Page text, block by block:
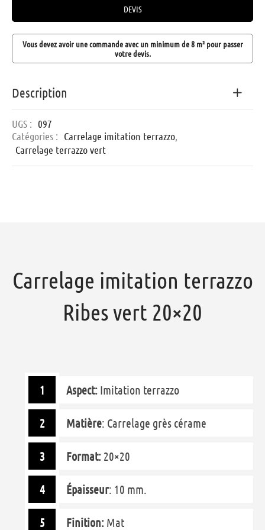
DEVIS
Vous devez avoir une commande avec un minimum de 8 m² pour passer
votre devis.
Description
UGS : 097
Catégories : Carrelage imitation terrazzo,
Carrelage terrazzo vert
Carrelage imitation terrazzo
Ribes vert 20×20
Aspect: Imitation terrazzo
Matière: Carrelage grès cérame
Format: 20×20
Épaisseur: 10 mm.
Finition: Mat